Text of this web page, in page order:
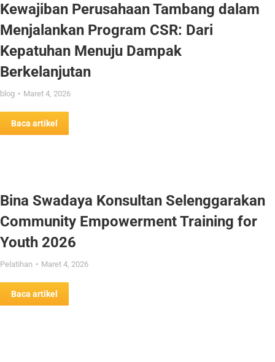
Kewajiban Perusahaan Tambang dalam
Menjalankan Program CSR: Dari
Kepatuhan Menuju Dampak
Berkelanjutan
blog Maret 4, 2026
Baca artikel
Bina Swadaya Konsultan Selenggarakan
Community Empowerment Training for
Youth 2026
Pelatihan Maret 4, 2026
Baca artikel